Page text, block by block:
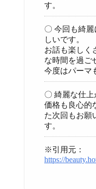
す。
〇 今回も綺
しいです。
お話も楽しく
な時間を過ご
今度はパーマ
〇 綺麗な仕上
価格も良心的
た次回もお願
す。
※引用元：
https://